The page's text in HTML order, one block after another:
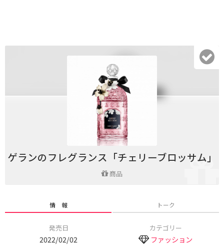
ゲランのフレグランス「チェリーブロッサム」
商品
情 報 トーク
発売日
2022/02/02
カテゴリー
ファッション